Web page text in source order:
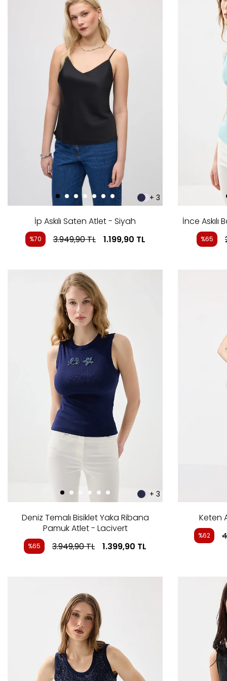
+ 3
İp Askılı Saten Atlet - Siyah
%70 3.949,90TL 1.199,90 TL
İnce
%65
+ 3
Deniz Temalı Bisiklet Yaka Ribana
Pamuk Atlet - Lacivert
%65 3.949,90TL 1.399,90 TL
Keten
%62